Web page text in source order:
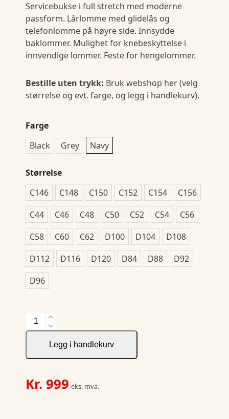
Servicebukse i full stretch med moderne
passform. Lårlomme med glidelås og
telefonlomme på høyre side. Innsydde
baklommer. Mulighet for knebeskyttelse i
innvendige lommer. Feste for hengelommer.
Bestille uten trykk: Bruk webshop her (velg
størrelse og evt. farge, og legg i handlekurv).
Farge
Black
Grey Navy
Størrelse
C146
C148 C150 C152 C154
C156
C44
C46 C48 C50 C52 C54
C56
C58
C60 C62 D100 D104
D108
D112
D116 D120 D84 D88
D92
D96
2552
Servicebukse
Legg i handlekurv
Kr. 999 eks. mva.